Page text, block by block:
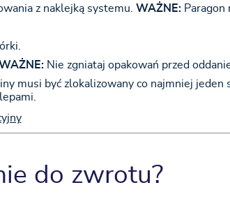
z naklejką systemu. WAŻNE:Paragon
Nie zgniataj opakowań przed
musi być zlokalizowany co najmniej jeden
do zwrotu?